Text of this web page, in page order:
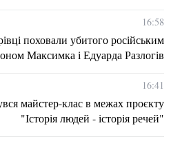
16:58
поховали убитого російським
Максимка і Едуарда Разлогів
16:41
майстер-клас в межах проєкту
"Історія людей - історія речей"